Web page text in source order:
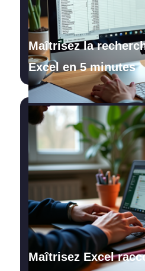
Maîtrisez la
Excel en 5 minutes
Maîtrisez Excel